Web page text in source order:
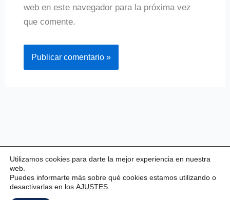
web en este navegador para la próxima vez
que comente.
Utilizamos cookies para darte la mejor experiencia en nuestra
web.
Puedes informarte más sobre qué cookies estamos utilizando o
desactivarlas en los AJUSTES